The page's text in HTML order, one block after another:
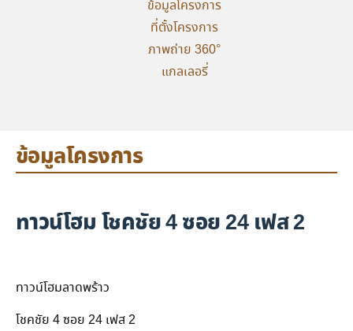
ข้อมูลโครงการ
ที่ตั้งโครงการ
ภาพถ่าย 360°
แกลเลอรี่
ข้อมูลโครงการ
ทาวน์โฮม โชคชัย 4 ซอย 24 เฟส 2
ทาวน์โฮมลาดพร้าว
โชคชัย 4 ซอย 24 เฟส 2